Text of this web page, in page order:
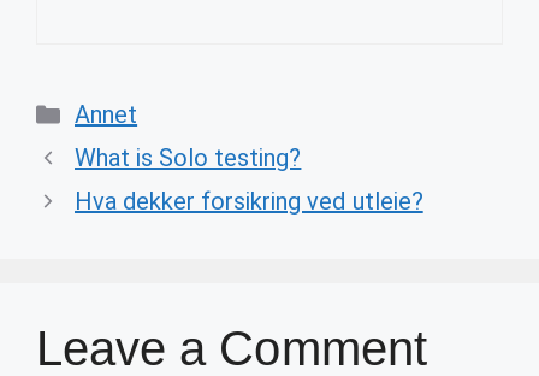
Categories
Annet
What is Solo testing?
Hva dekker forsikring ved utleie?
Leave a Comment